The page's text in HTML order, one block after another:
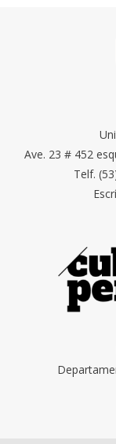
Ave. 23 # 452
Telf.